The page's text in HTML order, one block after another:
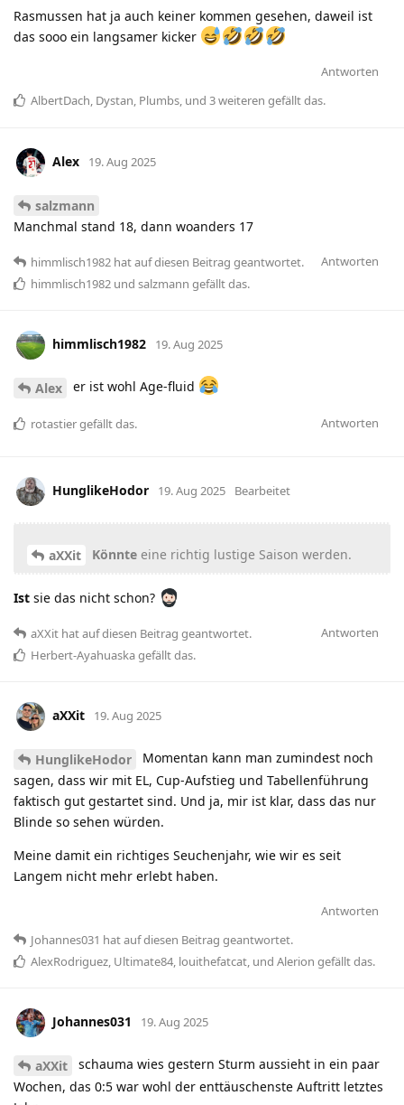
Rasmussen hat ja auch keiner kommen gesehen, daweil ist
das sooo ein langsamer kicker
Antworten
AlbertDach, Dystan, Plumbs, und 3weiteren gefällt das.
Alex 19. Aug 2025
salzmann
Manchmal stand 18, dann woanders 17
Antworten
himmlisch1982 hatauf diesen Beitrag geantwortet.
himmlisch1982 und salzmann gefällt das.
himmlisch1982 19. Aug 2025
Alex er ist wohl Age-fluid
Antworten
rotastiergefällt das.
HunglikeHodor 19. Aug 2025 Bearbeitet
aXXit Könnte eine richtig lustige Saison werden.
Ist sie das nicht schon?
Antworten
aXXit hatauf diesen Beitrag geantwortet.
Herbert-Ayahuaskagefällt das.
aXXit 19. Aug 2025
HunglikeHodor
Momentan kann man zumindest noch
sagen, dass wir mit EL, Cup-Aufstieg und Tabellenführung
faktisch gut gestartet sind. Und ja, mir ist klar, dass das nur
Blinde so sehen würden.
Meine damit ein richtiges Seuchenjahr, wie wir es seit
Langem nicht mehr erlebt haben.
Antworten
Johannes031 hatauf diesen Beitrag geantwortet.
AlexRodriguez, Ultimate84, louithefatcat, und Alerion gefällt das.
Johannes031 19. Aug 2025
aXXit
schauma wies gestern Sturm aussieht in ein paar
Wochen, das 0:5 war wohl der enttäuschenste Auftritt letztes